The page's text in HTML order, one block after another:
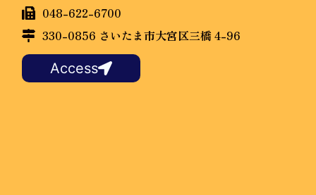
048-622-6700
330-0856 さいたま市大宮区三橋 4-96
Access